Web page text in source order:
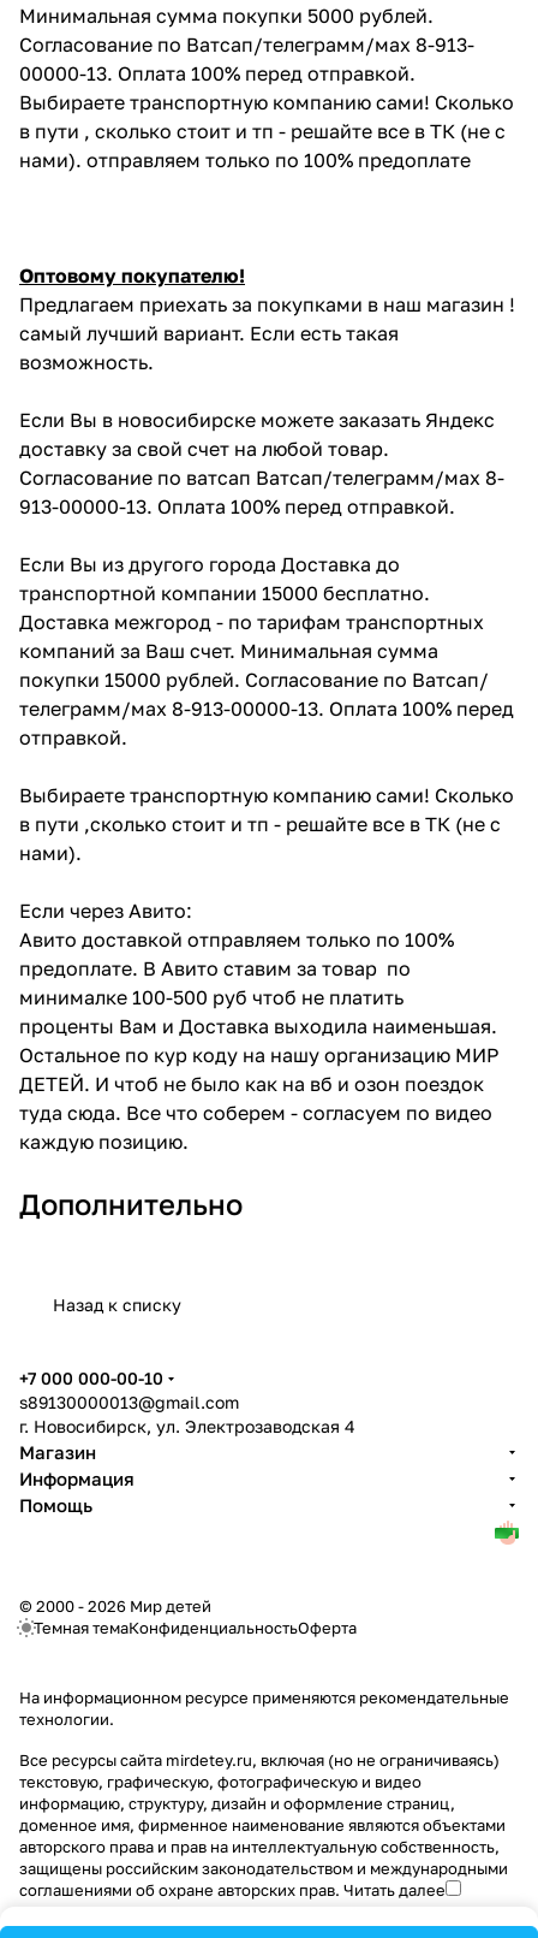
Минимальная сумма покупки 5000 рублей.
Согласование по Ватсап/телеграмм/мах 8-913-
00000-13. Оплата 100% перед отправкой.
Выбираете транспортную компанию сами! Сколько
в пути , сколько стоит и тп - решайте все в ТК (не с
нами). отправляем только по 100% предоплате
Оптовому покупателю!
Предлагаем приехать за покупками в наш магазин !
самый лучший вариант. Если есть такая
возможность.
Если Вы в новосибирске можете заказать Яндекс
доставку за свой счет на любой товар.
Согласование по ватсап Ватсап/телеграмм/мах 8-
913-00000-13. Оплата 100% перед отправкой.
Если Вы из другого города Доставка до
транспортной компании 15000 бесплатно.
Доставка межгород - по тарифам транспортных
компаний за Ваш счет. Минимальная сумма
покупки 15000 рублей. Согласование по Ватсап/
телеграмм/мах 8-913-00000-13. Оплата 100% перед
отправкой.
Выбираете транспортную компанию сами! Сколько
в пути ,сколько стоит и тп - решайте все в ТК (не с
нами).
Если через Авито:
Авито доставкой отправляем только по 100%
предоплате. В Авито ставим за товар по
минималке 100-500 руб чтоб не платить
проценты Вам и Доставка выходила наименьшая.
Остальное по кур коду на нашу организацию МИР
ДЕТЕЙ. И чтоб не было как на вб и озон поездок
туда сюда. Все что соберем - согласуем по видео
каждую позицию.
Дополнительно
Назад к списку
+7 000 000-00-10
s89130000013@gmail.com
г. Новосибирск, ул. Электрозаводская 4
Магазин
Информация
Помощь
© 2000 - 2026 Мир детей
Темная темаКонфиденциальностьОферта
На информационном ресурсе применяются рекомендательные
технологии.
Все ресурсы сайта mirdetey.ru, включая (но не ограничиваясь)
текстовую, графическую, фотографическую и видео
информацию, структуру, дизайн и оформление страниц,
доменное имя, фирменное наименование являются объектами
авторского права и прав на интеллектуальную собственность,
защищены российским законодательством и международными
соглашениями об охране авторских прав. Читать далее